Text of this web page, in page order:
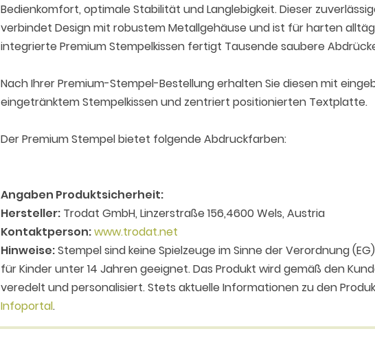
Bedienkomfort, optimale Stabilität und Langlebigkeit. Dieser
verbindet Design mit robustem Metallgehäuse und ist für harten
integrierte Premium Stempelkissen fertigt Tausende saubere
Nach Ihrer Premium-Stempel-Bestellung erhalten Sie diesen mit
eingetränktem Stempelkissen und zentriert positionierten Textplatte.
Der Premium Stempel bietet folgende Abdruckfarben:
Angaben Produktsicherheit:
Hersteller: Trodat GmbH, Linzerstraße 156,4600 Wels, Austria
Kontaktperson:www.trodat.net
Hinweise:Stempel sind keine Spielzeuge im Sinne der Verordnung
für Kinder unter 14 Jahren geeignet. Das Produkt wird gemäß den
veredelt und personalisiert. Stets aktuelle Informationen zu den
Infoportal.